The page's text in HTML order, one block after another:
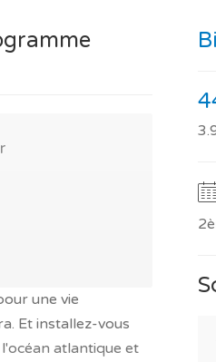
une vie
Et installez-vous
atlantique et